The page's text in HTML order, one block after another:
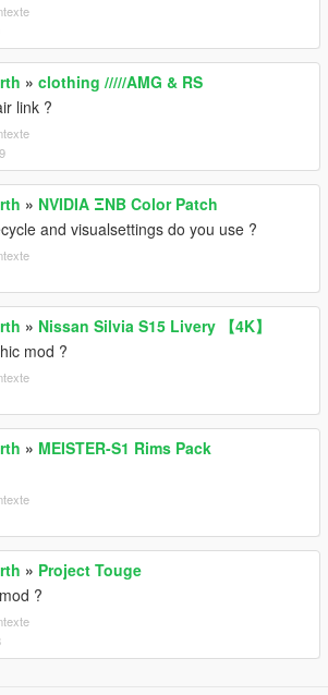
» clothing /////AMG & RS
link ?
» NVIDIA ΞNB Color Patch
and visualsettings do you use ?
» Nissan Silvia S15 Livery 【4K】
mod ?
» MEISTER-S1 Rims Pack
» Project Touge
?